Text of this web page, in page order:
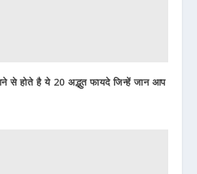
से होते है ये 20 अद्भुत फायदे जिन्हें जान आप